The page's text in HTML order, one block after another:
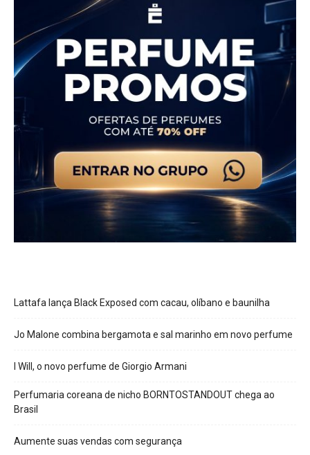
Lattafa lança Black Exposed com cacau, olíbano e baunilha
Jo Malone combina bergamota e sal marinho em novo perfume
I Will, o novo perfume de Giorgio Armani
Perfumaria coreana de nicho BORNTOSTANDOUT chega ao
Brasil
Aumente suas vendas com segurança